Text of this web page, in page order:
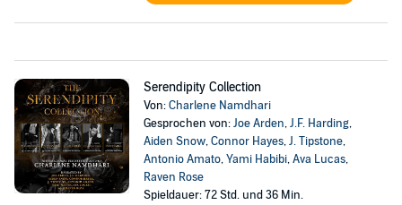
Serendipity Collection
Von:Charlene Namdhari
Gesprochen von:Joe Arden,J.F. Harding,
Aiden Snow,Connor Hayes,J. Tipstone,
Antonio Amato,Yami Habibi,Ava Lucas,
Raven Rose
Spieldauer: 72 Std. und 36 Min.